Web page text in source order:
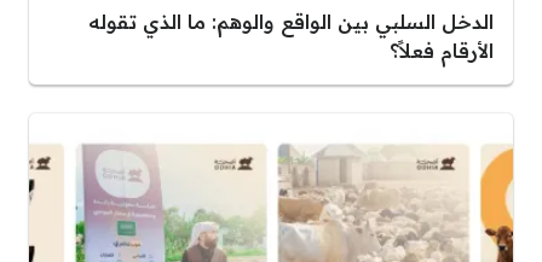
الدخل السلبي بين الواقع والوهم: ما الذي تقوله
الأرقام فعلاً؟